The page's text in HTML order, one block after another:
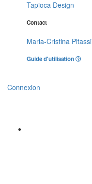
Tapioca Design
Contact
Maria-Cristina Pitassi
Guide d'utilisation
Connexion